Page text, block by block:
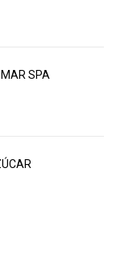
SPA